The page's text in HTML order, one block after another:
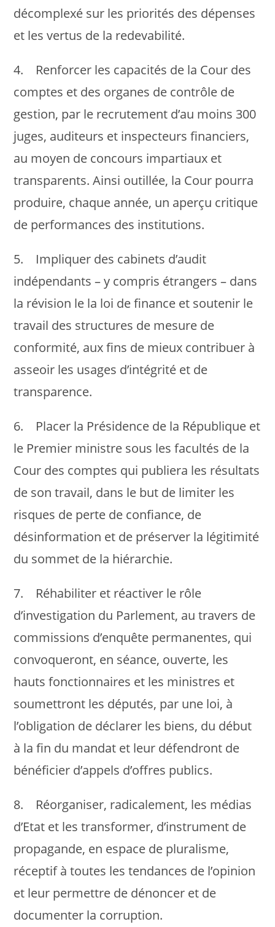
décomplexé sur les priorités des dépenses
et les vertus de la redevabilité.
4. Renforcer les capacités de la Cour des
comptes et des organes de contrôle de
gestion, par le recrutement d’au moins 300
juges, auditeurs et inspecteurs financiers,
au moyen de concours impartiaux et
transparents. Ainsi outillée, la Cour pourra
produire, chaque année, un aperçu critique
de performances des institutions.
5. Impliquer des cabinets d’audit
indépendants – y compris étrangers – dans
la révision le la loi de finance et soutenir le
travail des structures de mesure de
conformité, aux fins de mieux contribuer à
asseoir les usages d’intégrité et de
transparence.
6. Placer la Présidence de la République et
le Premier ministre sous les facultés de la
Cour des comptes qui publiera les résultats
de son travail, dans le but de limiter les
risques de perte de confiance, de
désinformation et de préserver la légitimité
du sommet de la hiérarchie.
7. Réhabiliter et réactiver le rôle
d’investigation du Parlement, au travers de
commissions d’enquête permanentes, qui
convoqueront, en séance, ouverte, les
hauts fonctionnaires et les ministres et
soumettront les députés, par une loi, à
l’obligation de déclarer les biens, du début
à la fin du mandat et leur défendront de
bénéficier d’appels d’offres publics.
8. Réorganiser, radicalement, les médias
d’Etat et les transformer, d’instrument de
propagande, en espace de pluralisme,
réceptif à toutes les tendances de l’opinion
et leur permettre de dénoncer et de
documenter la corruption.